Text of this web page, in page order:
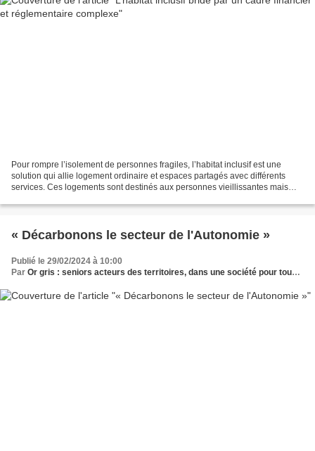
Pour rompre l’isolement de personnes fragiles, l’habitat inclusif est une
solution qui allie logement ordinaire et espaces partagés avec différents
services. Ces logements sont destinés aux personnes vieillissantes mais
« Décarbonons le secteur de l'Autonomie »
Publié le 29/02/2024 à 10:00
Par Or gris : seniors acteurs des territoires, dans une société pour tous les âges